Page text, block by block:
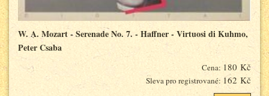
W. A. Mozart - Serenade No. 7. - Haffner - Virtuosi di Kuhmo,
Peter Csaba
Cena: 180 Kč
Sleva pro registrované: 162 Kč